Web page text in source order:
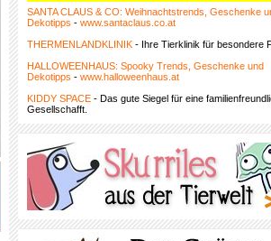
SANTA CLAUS & CO: Weihnachtstrends, Geschenke
Dekotipps - www.santaclaus.co.at
THERMENLANDKLINIK - Ihre Tierklinik für besondere
HALLOWEENHAUS: Spooky Trends, Geschenke und
Dekotipps - www.halloweenhaus.at
KIDDY SPACE - Das gute Siegel für eine
Gesellschafft.